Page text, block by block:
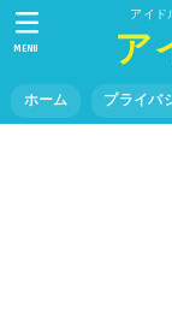
アイド
ア
ホーム プライバ
MENU